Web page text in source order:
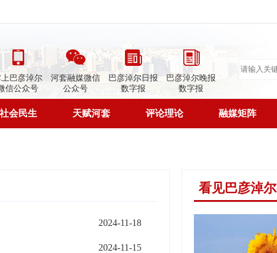
巴彦淖尔
信公众号
河套融媒微信
公众号
巴彦淖尔日报
数字报
巴彦淖尔晚报
数字报
社会民生 天赋河套 评论理论 融媒矩阵
2024-11-18
2024-11-15
看见巴彦淖尔